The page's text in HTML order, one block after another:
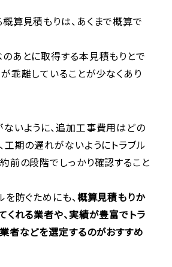
算見積もりは、あくまで概算で
あとに取得する本見積もりとで
乖離していることが少なくあり
いように、追加工事費用はどの
工期の遅れがないようにトラブル
前の段階でしっかり確認すること
を防ぐためにも、概算見積もりか
くれる業者や、実績が豊富でトラ
者などを選定するのがおすすめ